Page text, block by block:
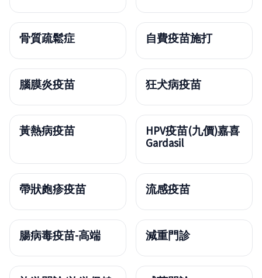
骨質疏鬆症 自費疫苗施打
腦膜炎疫苗 狂犬病疫苗
黃熱病疫苗
HPV疫苗(九價)嘉喜
Gardasil
帶狀皰疹疫苗 流感疫苗
腸病毒疫苗-高端 減重門診